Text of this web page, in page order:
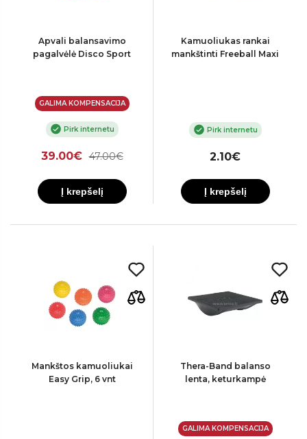
Apvali balansavimo
pagalvėlė Disco Sport
GALIMA KOMPENSACIJA
Pirk internetu
39.00€ 47.00€
Į krepšelį
Kamuoliukas rankai
mankštinti Freeball Maxi
Pirk internetu
2.10€
Į krepšelį
Mankštos kamuoliukai
Easy Grip, 6 vnt
Thera-Band balanso
lenta, keturkampė
GALIMA KOMPENSACIJA